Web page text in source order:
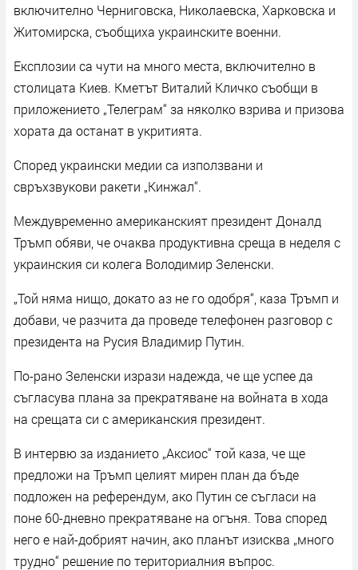
включително Черниговска, Николаевска, Харковска и
Житомирска, съобщиха украинските военни.
Експлозии са чути на много места, включително в
столицата Киев. Кметът Виталий Кличко съобщи в
приложението „Телеграм“ за няколко взрива и призова
хората да останат в укритията.
Според украински медии са използвани и
свръхзвукови ракети „Кинжал“.
Междувременно американският президент Доналд
Тръмп обяви, че очаква продуктивна среща в неделя с
украинския си колега Володимир Зеленски.
„Той няма нищо, докато аз не го одобря“, каза Тръмп и
добави, че разчита да проведе телефонен разговор с
президента на Русия Владимир Путин.
По-рано Зеленски изрази надежда, че ще успее да
съгласува плана за прекратяване на войната в хода
на срещата си с американския президент.
В интервю за изданието „Аксиос“ той каза, че ще
предложи на Тръмп целият мирен план да бъде
подложен на референдум, ако Путин се съгласи на
поне 60-дневно прекратяване на огъня. Това според
него е най-добрият начин, ако планът изисква „много
трудно“ решение по териториалния въпрос.